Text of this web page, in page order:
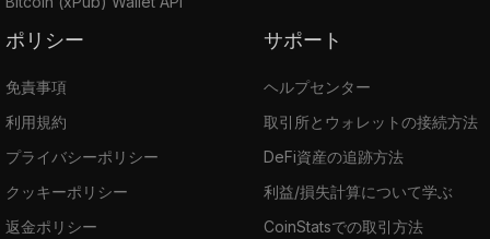
ポリシー
免責事項
利用規約
プライバシーポリシー
クッキーポリシー
返金ポリシー
サポート
ヘルプセンター
取引所とウォレットの接続方法
DeFi資産の追跡方法
利益/損失計算について学ぶ
CoinStatsでの取引方法